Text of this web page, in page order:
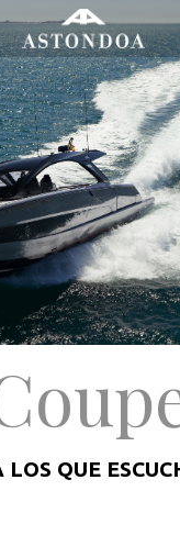
LOS QUE